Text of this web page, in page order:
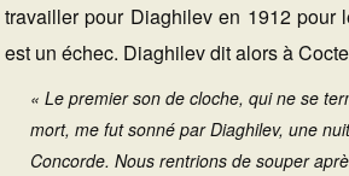
travailler pour Diaghilev en 1912 pour
est un échec. Diaghilev dit alors à
« Le premier son de cloche, qui ne se
mort, me fut sonné par Diaghilev, une
Concorde. Nous rentrions de souper